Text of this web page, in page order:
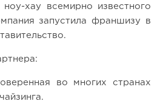
ноу-хау всемирно известного
запустила франшизу в
во многих странах